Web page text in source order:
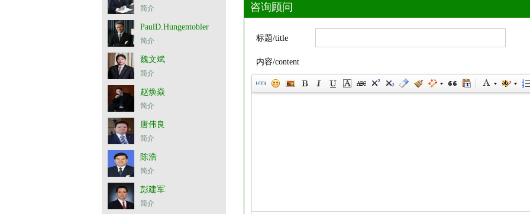
简介
PaulD.Hungentobler
简介
魏文斌
简介
赵焕焱
简介
唐伟良
简介
陈浩
简介
彭建军
简介
咨询顾问
标题/title
内容/content